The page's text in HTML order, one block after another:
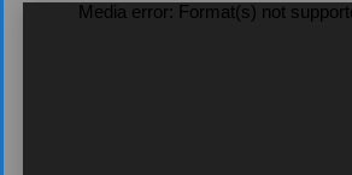
Media error: Format(s) not